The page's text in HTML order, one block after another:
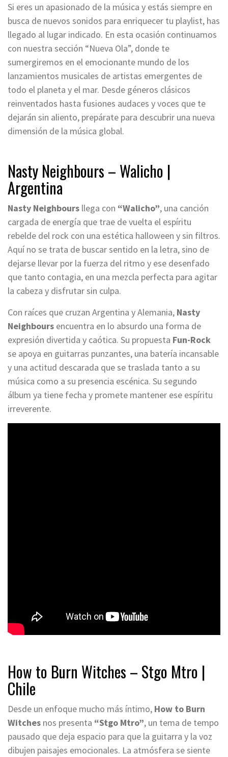
Si eres un apasionado de la música y estás siempre en
busca de nuevos sonidos para enriquecer tu playlist, has
llegado al lugar indicado. En esta ocasión continuamos
con nuestra sección “Nueva Ola”, donde te
sumergiremos en el emocionante mundo de los
lanzamientos musicales de artistas emergentes de
todo el planeta y el mar. Desde géneros clásicos
reinventados hasta fusiones audaces y voces que te
dejarán sin aliento, prepárate para descubrir una nueva
dimensión de la música global.
Nasty Neighbours – Walicho |
Argentina
Nasty Neighbours llega con “Walicho”, una canción
cargada de energía que trae de vuelta el espíritu
rebelde del rock con una estética halloween y sin filtros.
Aquí no se trata de buscar sentido en la letra, sino de
dejarse llevar por la fuerza del ritmo y ese desenfado
que tanto contagia, en una mezcla perfecta para agitar
la cabeza y disfrutar sin culpa.
Con raíces que cruzan Argentina y Alemania, Nasty
Neighbours encuentra en lo absurdo una forma de
expresión divertida y caótica. Su propuesta Fun-Rock
se apoya en guitarras punzantes, una batería incansable
y una actitud descarada que se traslada tanto a su
música como a su presencia escénica. Su segundo
álbum ya tiene fecha y promete mantener ese espíritu
irreverente.
How to Burn Witches – Stgo Mtro |
Chile
Desde un enfoque mucho más íntimo, How to Burn
Witches nos presenta “Stgo Mtro”, un tema de tempo
pausado que deja espacio para que la guitarra y la voz
dibujen paisajes emocionales. La atmósfera se siente